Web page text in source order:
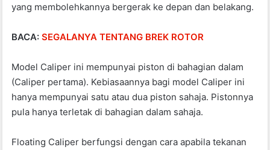
yang membolehkannya bergerak ke depan dan belakang.
BACA:SEGALANYA TENTANG BREK ROTOR
Model Caliper ini mempunyai piston di bahagian dalam
(Caliper pertama). Kebiasaannya bagi model Caliper ini
hanya mempunyai satu atau dua piston sahaja. Pistonnya
pula hanya terletak di bahagian dalam sahaja.
Floating Caliper berfungsi dengan cara apabila tekanan